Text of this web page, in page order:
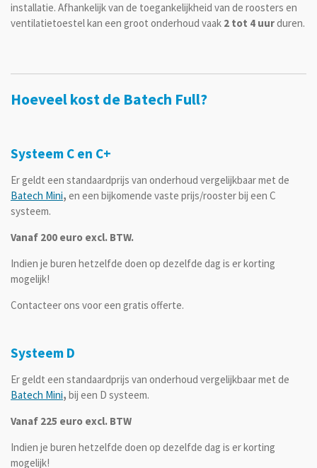
installatie. Afhankelijk van de toegankelijkheid van de roosters en
ventilatietoestel kan een groot onderhoud vaak 2 tot 4 uurduren.
Hoeveel kost de Batech Full?
Systeem C en C+
Er geldt een standaardprijs van onderhoud vergelijkbaar met de
Batech Mini, en een bijkomende vaste prijs/rooster bij een C
systeem.
Vanaf 200 euro excl. BTW.
Indien je buren hetzelfde doen op dezelfde dag is er korting
mogelijk!
Contacteer ons voor een gratis offerte.
Systeem D
Er geldt een standaardprijs van onderhoud vergelijkbaar met de
Batech Mini, bij een D systeem.
Vanaf 225 euro excl. BTW
Indien je buren hetzelfde doen op dezelfde dag is er korting
mogelijk!